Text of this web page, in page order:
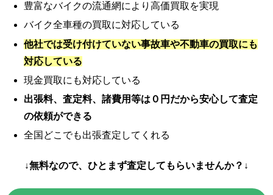
豊富なバイクの流通網により高価買取を実現
バイク全車種の買取に対応している
他社では受け付けていない事故車や不動車の買取にも
対応している
現金買取にも対応している
出張料、査定料、諸費用等は０円だから安心して査定
の依頼ができる
全国どこでも出張査定してくれる
↓無料なので、ひとまず査定してもらいませんか？↓